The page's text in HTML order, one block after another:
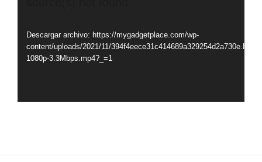
Descargar archivo: https://mygadgetplace.com/wp-
content/uploads/2021/11/394f4eece31c414689a329254d2a730e.HD-
1080p-3.3Mbps.mp4?_=1